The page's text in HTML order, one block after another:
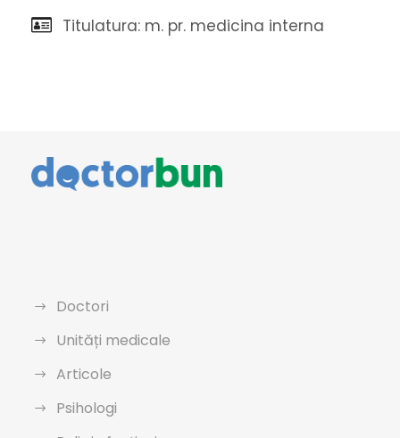
Titulatura: m. pr. medicina interna
Doctori
Unități medicale
Articole
Psihologi